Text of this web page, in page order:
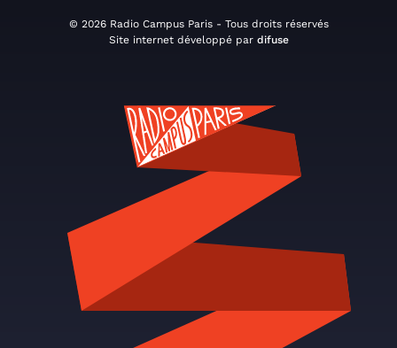
© 2026 Radio Campus Paris - Tous droits réservés
Site internet développé par difuse